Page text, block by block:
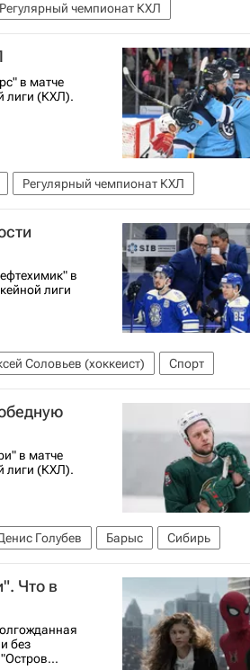
Регулярный чемпионат КХЛ
Сибирь
в матче
лиги (КХЛ).
Регулярный чемпионат КХЛ
в
лиги
Соловьев (хоккеист)
Спорт
Петербург)
Владимир Бутузов
в матче
лиги (КХЛ).
Голубев Барыс
Сибирь
2026
Что в
без